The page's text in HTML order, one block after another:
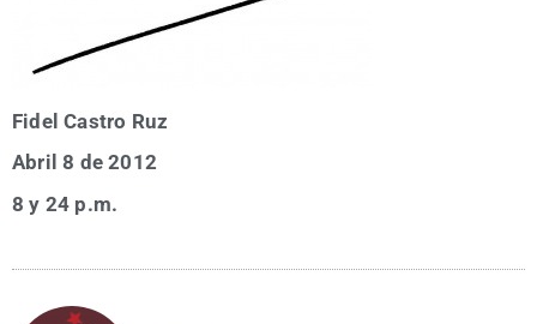
Fidel Cas­tro Ruz
Abril 8 de 2012
8 y 24 p.m.